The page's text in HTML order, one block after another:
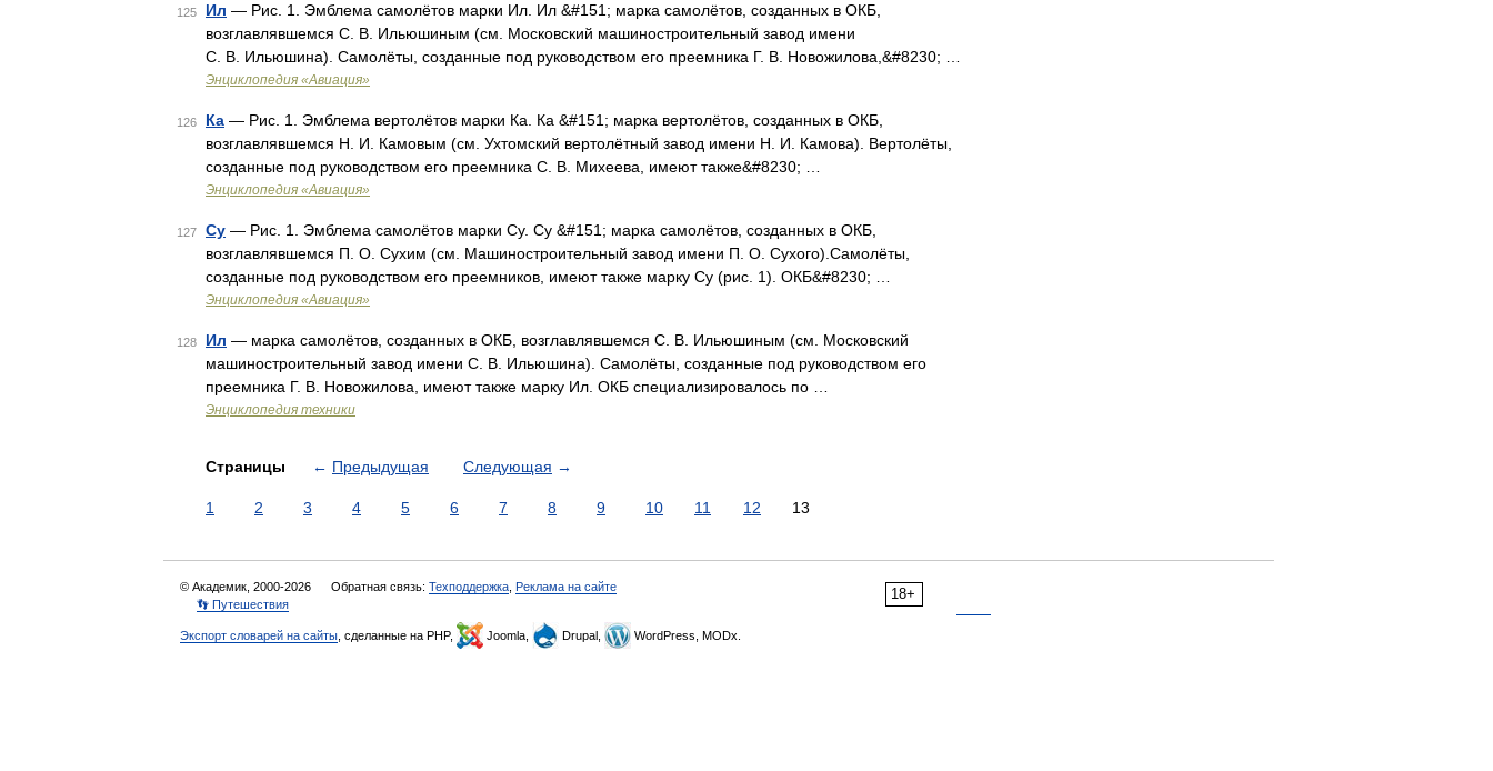
125 Ил — Рис. 1. Эмблема самолётов марки Ил. Ил &#151; марка самолётов, созданных в ОКБ,
возглавлявшемся С. В. Ильюшиным (см. Московский машиностроительный завод имени
С. В. Ильюшина). Самолёты, созданные под руководством его преемника Г. В. Новожилова,&#8230; …
Энциклопедия «Авиация»
126 Ка — Рис. 1. Эмблема вертолётов марки Ка. Ка &#151; марка вертолётов, созданных в ОКБ,
возглавлявшемся Н. И. Камовым (см. Ухтомский вертолётный завод имени Н. И. Камова). Вертолёты,
созданные под руководством его преемника С. В. Михеева, имеют также&#8230; …
Энциклопедия «Авиация»
127 Су — Рис. 1. Эмблема самолётов марки Су. Су &#151; марка самолётов, созданных в ОКБ,
возглавлявшемся П. О. Сухим (см. Машиностроительный завод имени П. О. Сухого).Самолёты,
созданные под руководством его преемников, имеют также марку Су (рис. 1). ОКБ&#8230; …
Энциклопедия «Авиация»
128 Ил — марка самолётов, созданных в ОКБ, возглавлявшемся С. В. Ильюшиным (см. Московский
машиностроительный завод имени С. В. Ильюшина). Самолёты, созданные под руководством его
преемника Г. В. Новожилова, имеют также марку Ил. ОКБ специализировалось по …
Энциклопедия техники
Страницы ← Предыдущая Следующая →
1 2 3 4 5 6 7 8 9 10 11 12 13
18+
© Академик, 2000-2026 Обратная связь: Техподдержка Реклама на сайте
👣 Путешествия
Экспорт словарей на сайты , сделанные на PHP, Joomla, Drupal, WordPress, MODx.